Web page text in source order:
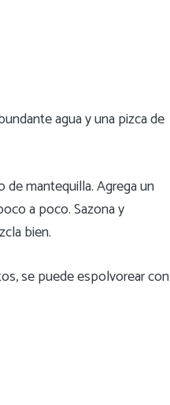
agua y una pizca de
mantequilla. Agrega un
a poco. Sazona y
bien.
se puede espolvorear con